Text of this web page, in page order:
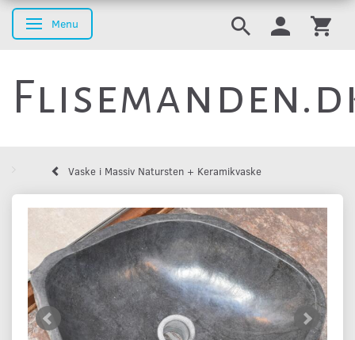
Skifte navigation
Menu
Vaske i Massiv Natursten + Keramikvaske